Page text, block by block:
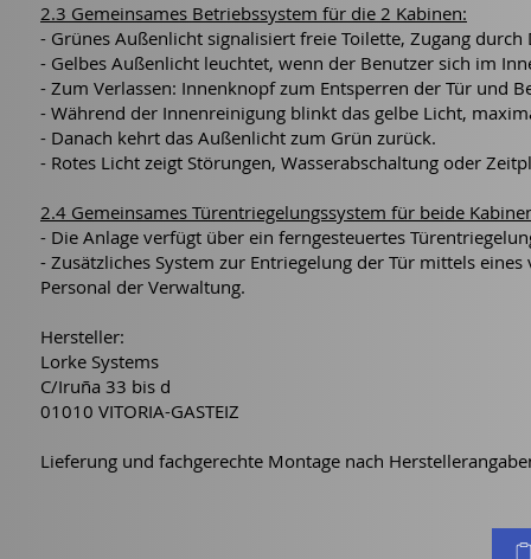
2.3 Gemeinsames Betriebssystem für die 2 Kabinen:
- Grünes Außenlicht signalisiert freie Toilette, Zugang
- Gelbes Außenlicht leuchtet, wenn der Benutzer sich im
- Zum Verlassen: Innenknopf zum Entsperren der Tür und
- Während der Innenreinigung blinkt das gelbe Licht,
- Danach kehrt das Außenlicht zum Grün zurück.
- Rotes Licht zeigt Störungen, Wasserabschaltung oder
2.4 Gemeinsames Türentriegelungssystem für beide
- Die Anlage verfügt über ein ferngesteuertes
- Zusätzliches System zur Entriegelung der Tür mittels
Personal der Verwaltung.
Hersteller:
Lorke Systems
C/Iruña 33 bis d
01010 VITORIA-GASTEIZ
Lieferung und fachgerechte Montage nach